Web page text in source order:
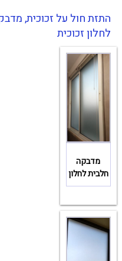
התזת חול על זכוכית,
לחלון זכוכית
מדבקה
חלבית לחלון